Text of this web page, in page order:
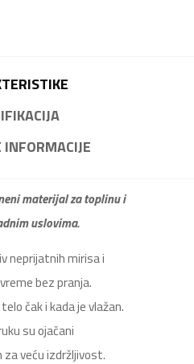
materijal za toplinu i
uslovima.
neprijatnih mirisa i
bez pranja.
čak i kada je vlažan.
su ojačani
veću izdržljivost.